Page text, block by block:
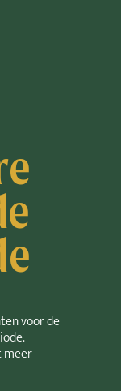
voor de
meer